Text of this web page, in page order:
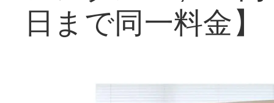
日まで同一料金】